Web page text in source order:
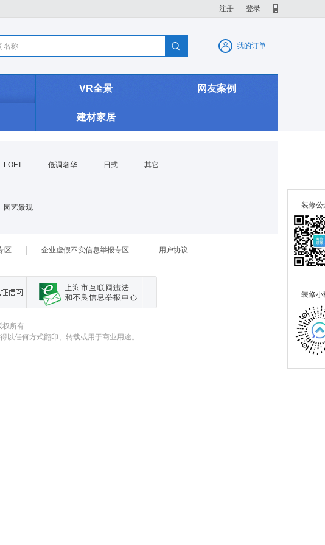
注册 登录
我的订单
名称 
VR全景 网友案例
建材家居
LOFT 低调奢华 日式 其它
园艺景观 装修公
装修小
区 企业虚假不实信息举报专区
用户协议
权所有
任何方式翻印、转载或用于商业用途。